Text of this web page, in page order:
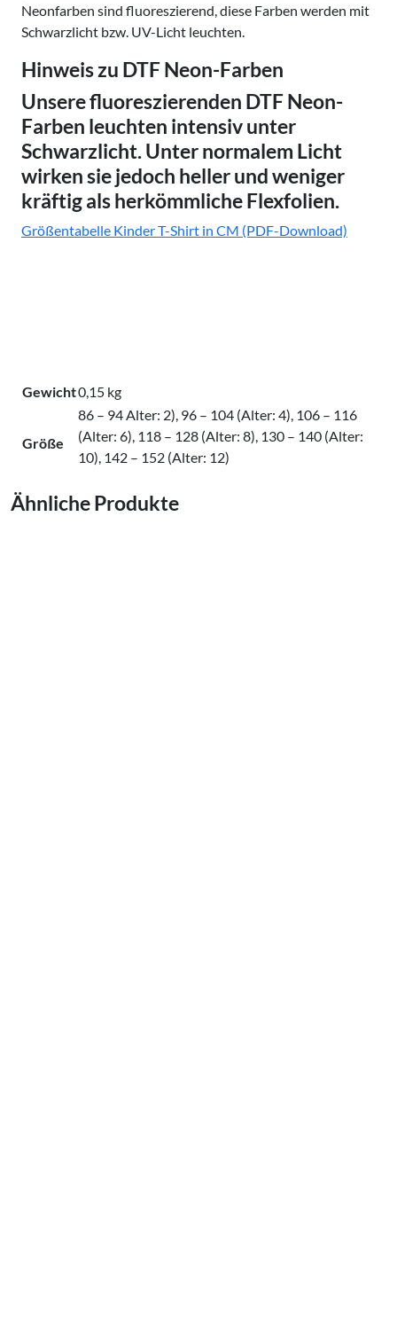
Neonfarben sind fluoreszierend, diese Farben werden mit
Schwarzlicht bzw. UV-Licht leuchten.
Hinweis zu DTF Neon-Farben
Unserefluoreszierenden DTF Neon-
Farben leuchten intensiv unter
Schwarzlicht. Unter normalem Licht
wirken sie jedoch heller und weniger
kräftigals herkömmliche Flexfolien.
Größentabelle Kinder T-Shirt in CM (PDF-Download)
Gewicht0,15 kg
Größe
86 – 94 Alter: 2), 96 – 104 (Alter: 4), 106 – 116
(Alter: 6), 118 – 128 (Alter: 8), 130 – 140 (Alter:
10), 142 – 152 (Alter: 12)
Ähnliche Produkte